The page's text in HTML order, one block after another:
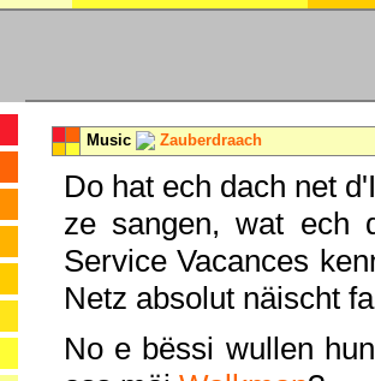
Music Zauberdraach
Do hat ech dach net
ze sangen, wat ech
Service Vacances
Netz absolut näischt
No e bëssi wullen